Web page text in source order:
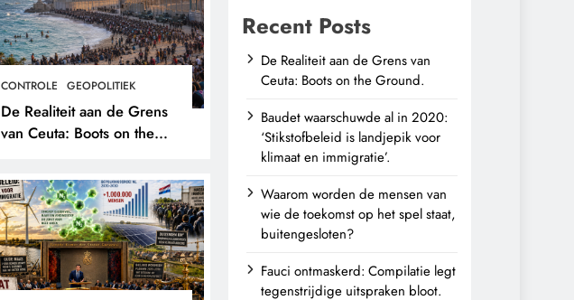
CONTROLE GEOPOLITIEK
De Realiteit aan de Grens
van Ceuta: Boots on the
Recent Posts
De Realiteit aan de Grens van
Ceuta: Boots on the Ground.
Baudet waarschuwde al in 2020:
‘Stikstofbeleid is landjepik voor
klimaat en immigratie’.
Waarom worden de mensen van
wie de toekomst op het spel staat,
buitengesloten?
Fauci ontmaskerd: Compilatie legt
tegenstrijdige uitspraken bloot.